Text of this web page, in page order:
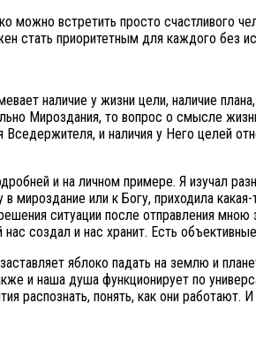
можно встретить просто счастливого
стать приоритетным для каждого без
наличие у жизни цели, наличие
Мироздания, то вопрос о смысле
Вседержителя, и наличия у Него целей
и на личном примере. Я изучал
в мироздание или к Богу, приходила
ситуации после отправления
создал и нас хранит. Есть
яблоко падать на землю и
и наша душа функционирует по
распознать, понять, как они работают.